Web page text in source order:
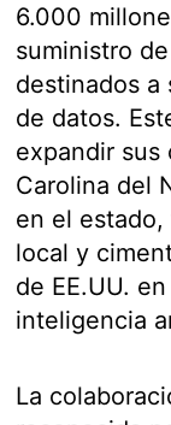
6.000
suministro
destinados a
de datos.
expandir sus
Carolina del
en el
local y
de EE.UU.
inteligencia
La